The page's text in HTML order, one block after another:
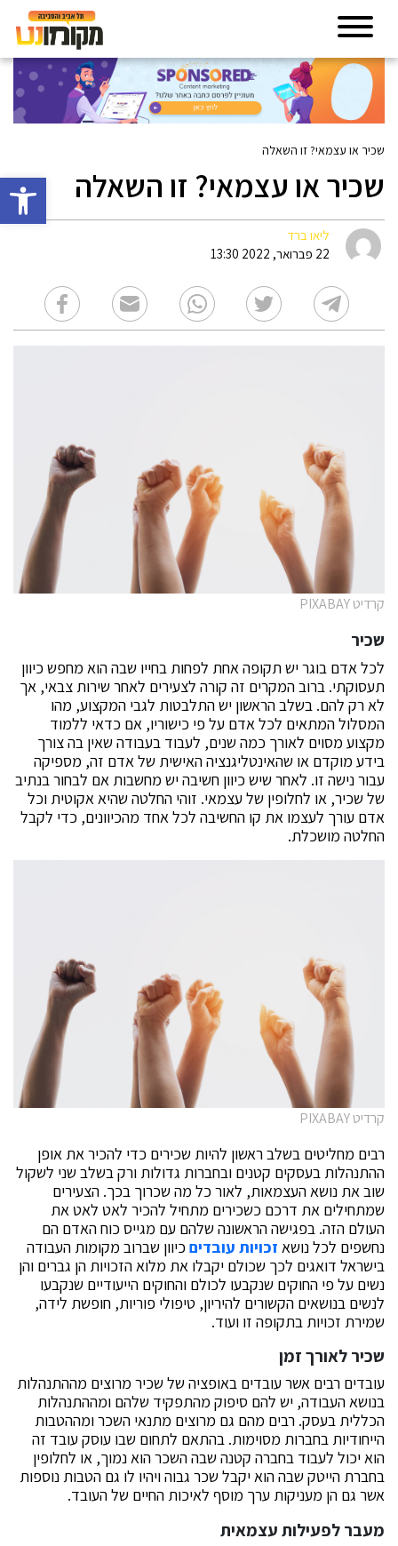
פתח
שכיר או עצמאי? זו השאלה
שכיר או עצמאי? זו השאלה
ליאו ברד
22 פברואר, 2022 13:30
קרדיט PIXABAY
שכיר
לכל אדם בוגר יש תקופה אחת לפחות בחייו שבה הוא מחפש כיוון
תעסוקתי. ברוב המקרים זה קורה לצעירים לאחר שירות צבאי, אך
לא רק להם. בשלב הראשון יש התלבטות לגבי המקצוע, מהו
המסלול המתאים לכל אדם על פי כישוריו, אם כדאי ללמוד
מקצוע מסוים לאורך כמה שנים, לעבוד בעבודה שאין בה צורך
בידע מוקדם או שהאינטליגנציה האישית של אדם זה, מספיקה
עבור נישה זו. לאחר שיש כיוון חשיבה יש מחשבות אם לבחור בנתיב
של שכיר, או לחלופין של עצמאי. זוהי החלטה שהיא אקוטית וכל
אדם עורך לעצמו את קו החשיבה לכל אחד מהכיוונים, כדי לקבל
החלטה מושכלת.
קרדיט PIXABAY
רבים מחליטים בשלב ראשון להיות שכירים כדי להכיר את אופן
ההתנהלות בעסקים קטנים ובחברות גדולות ורק בשלב שני לשקול
שוב את נושא העצמאות, לאור כל מה שכרוך בכך. הצעירים
שמתחילים את דרכם כשכירים מתחיל להכיר לאט לאט את
העולם הזה. בפגישה הראשונה שלהם עם מגייס כוח האדם הם
נחשפים לכל נושא זכויות עובדים כיוון שברוב מקומות העבודה
בישראל דואגים לכך שכולם יקבלו את מלוא הזכויות הן גברים והן
נשים על פי החוקים שנקבעו לכולם והחוקים הייעודיים שנקבעו
לנשים בנושאים הקשורים להיריון, טיפולי פוריות, חופשת לידה,
שמירת זכויות בתקופה זו ועוד.
שכיר לאורך זמן
עובדים רבים אשר עובדים באופציה של שכיר מרוצים מההתנהלות
בנושא העבודה, יש להם סיפוק מהתפקיד שלהם ומההתנהלות
הכללית בעסק. רבים מהם גם מרוצים מתנאי השכר ומההטבות
הייחודיות בחברות מסוימות. בהתאם לתחום שבו עוסק עובד זה
הוא יכול לעבוד בחברה קטנה שבה השכר הוא נמוך, או לחלופין
בחברת הייטק שבה הוא יקבל שכר גבוה ויהיו לו גם הטבות נוספות
אשר גם הן מעניקות ערך מוסף לאיכות החיים של העובד.
מעבר לפעילות עצמאית